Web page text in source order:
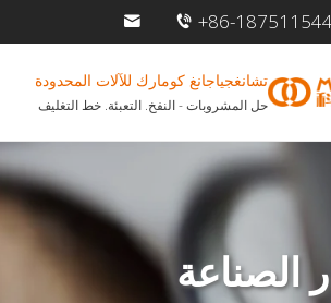
+86-
تشانغجياجانغ كومارك للآلات المحدودة
حل المشروبات - النفخ. التعبئة. خط التغليف
الصناعة